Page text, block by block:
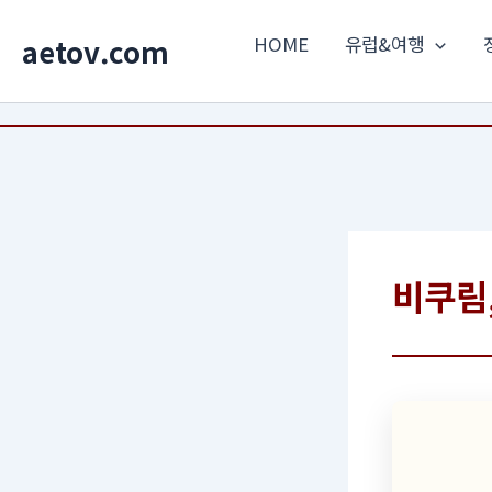
건너뛰기
aetov.com HOME 유럽&여행
비쿠